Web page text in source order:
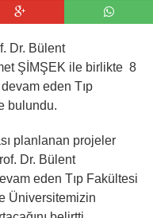
Dr. Bülent
ŞİMŞEK ile birlikte 8
eden Tıp
bulundu.
planlanan projeler
Dr. Bülent
eden Tıp Fakültesi
Üniversitemizin